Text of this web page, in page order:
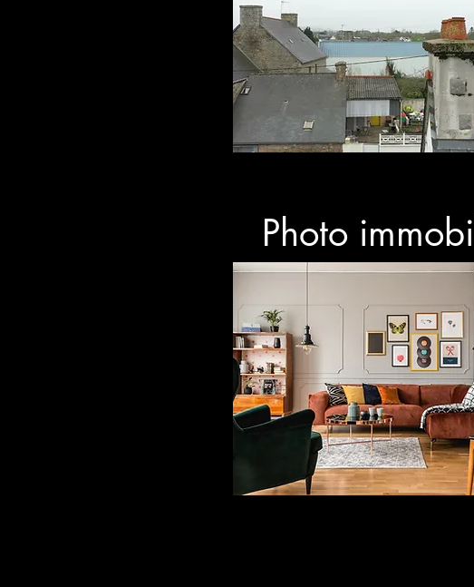
Photo